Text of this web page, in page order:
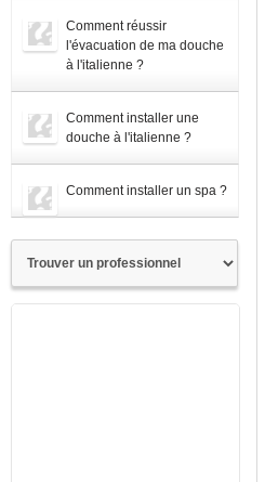
Comment réussir
l'évacuation de ma douche
à l'italienne ?
Comment installer une
douche à l'italienne ?
Comment installer un spa ?